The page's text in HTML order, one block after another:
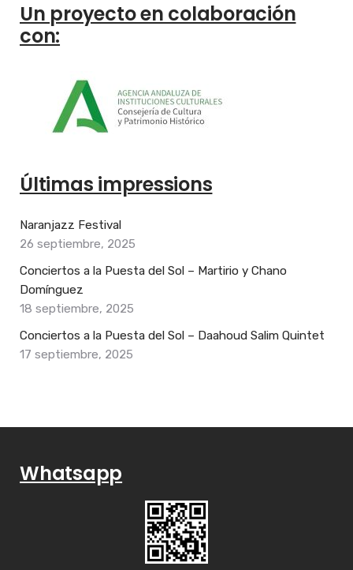
Un proyecto en colaboración
con:
Últimas impressions
Naranjazz Festival
26 septiembre, 2025
Conciertos a la Puesta del Sol – Martirio y Chano
Domínguez
18 septiembre, 2025
Conciertos a la Puesta del Sol – Daahoud Salim Quintet
17 septiembre, 2025
Whatsapp